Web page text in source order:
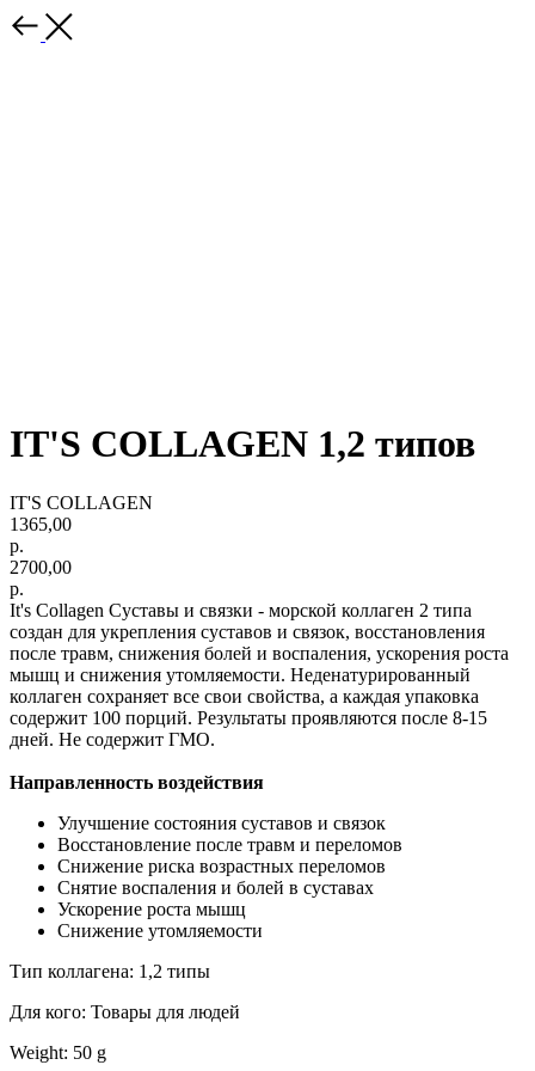
IT'S COLLAGEN 1,2 типов
IT'S COLLAGEN
1365,00
р.
2700,00
р.
It's Collagen Суставы и связки - морской коллаген 2 типа
создан для укрепления суставов и связок, восстановления
после травм, снижения болей и воспаления, ускорения роста
мышц и снижения утомляемости. Неденатурированный
коллаген сохраняет все свои свойства, а каждая упаковка
содержит 100 порций. Результаты проявляются после 8-15
дней. Не содержит ГМО.
Направленность воздействия
Улучшение состояния суставов и связок
Восстановление после травм и переломов
Снижение риска возрастных переломов
Снятие воспаления и болей в суставах
Ускорение роста мышц
Снижение утомляемости
Тип коллагена: 1,2 типы
Для кого: Товары для людей
Weight: 50 g